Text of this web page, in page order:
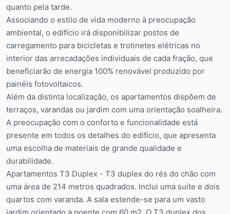
quanto pela tarde.
Associando o estilo de vida moderno à preocupação
ambiental, o edifício irá disponibilizar postos de
carregamento para bicicletas e trotinetes elétricas no
interior das arrecadações individuais de cada fração, que
beneficiarão de energia 100% renovável produzido por
painéis fotovoltaicos.
Além da distinta localização, os apartamentos dispõem de
terraços, varandas ou jardim com uma orientação soalheira.
A preocupação com o conforto e funcionalidade está
presente em todos os detalhes do edifício, que apresenta
uma escolha de materiais de grande qualidade e
durabilidade.
Apartamentos T3 Duplex - T3 duplex do rés do chão com
uma área de 214 metros quadrados. Inclui uma suite e dois
quartos com varanda. A sala estende-se para um vasto